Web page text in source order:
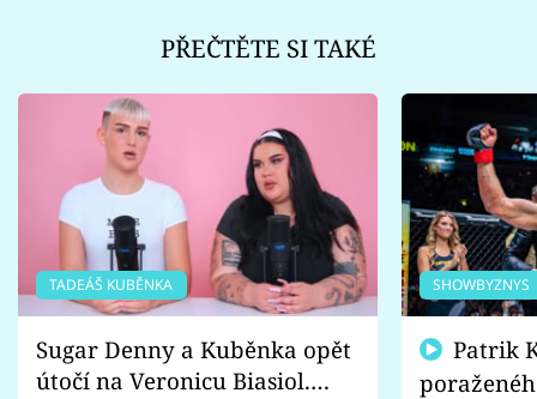
PŘEČTĚTE SI TAKÉ
TADEÁŠ KUBĚNKA
Sugar Denny a Kuběnka opět
útočí na Veronicu Biasiol.
SHOWBYZNYS